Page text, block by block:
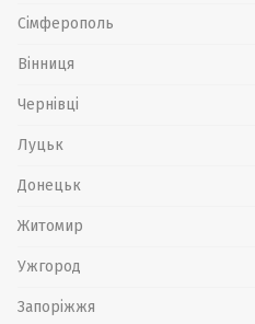
Сімферополь
Вінниця
Чернівці
Луцьк
Донецьк
Житомир
Ужгород
Запоріжжя